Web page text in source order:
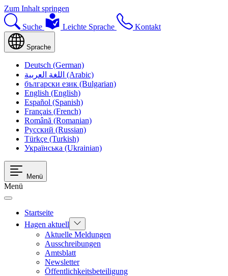
Zum Inhalt springen
Suche Leichte Sprache Kontakt
Sprache
Deutsch (German)
اللغة العربية (Arabic)
български език (Bulgarian)
English (English)
Español (Spanish)
Français (French)
Română (Romanian)
Русский (Russian)
Türkçe (Turkish)
Українська (Ukrainian)
Menü
Menü
Startseite
Hagen aktuell
Aktuelle Meldungen
Ausschreibungen
Amtsblatt
Newsletter
Öffentlichkeitsbeteiligung